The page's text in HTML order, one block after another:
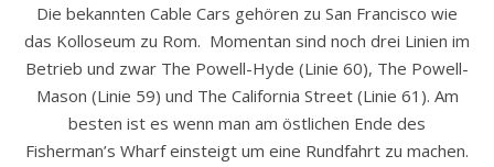
Die bekannten Cable Cars gehören zu San Francisco wie
das Kolloseum zu Rom. Momentan sind noch drei Linien im
Betrieb und zwar The Powell-Hyde (Linie 60), The Powell-
Mason (Linie 59) und The California Street (Linie 61). Am
besten ist es wenn man am östlichen Ende des
Fisherman’s Wharf einsteigt um eine Rundfahrt zu machen.